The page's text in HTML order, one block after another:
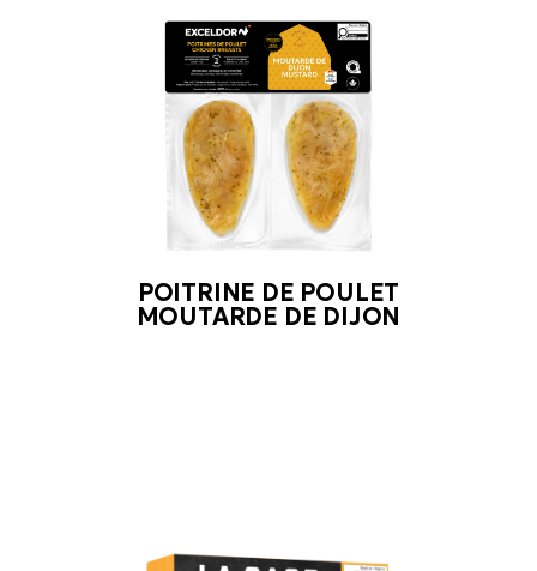
POITRINE DE POULET
MOUTARDE DE DIJON